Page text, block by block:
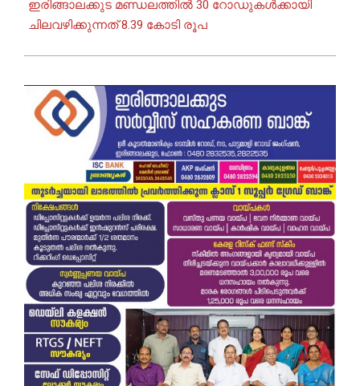
ഇരിങ്ങാലക്കുട മണ്ഡലത്തിൽ 30 റോഡുകൾക്കായി
ചിലവഴിക്കുന്നത് 8.39 കോടി രൂപ